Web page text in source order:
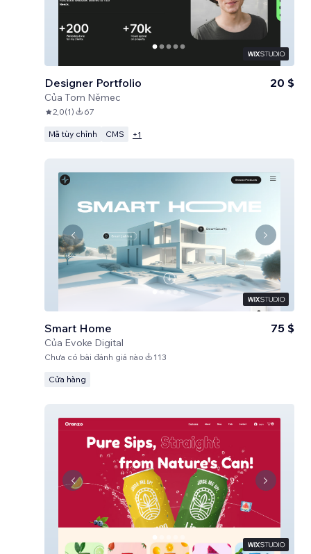
Designer Portfolio
Của Tom Němec
20 $
2,0(1) 67
Mã tùy chỉnh CMS +1
Smart Home
Của Evoke Digital
75 $
Chưa có bài đánh giá nào 113
Cửa hàng